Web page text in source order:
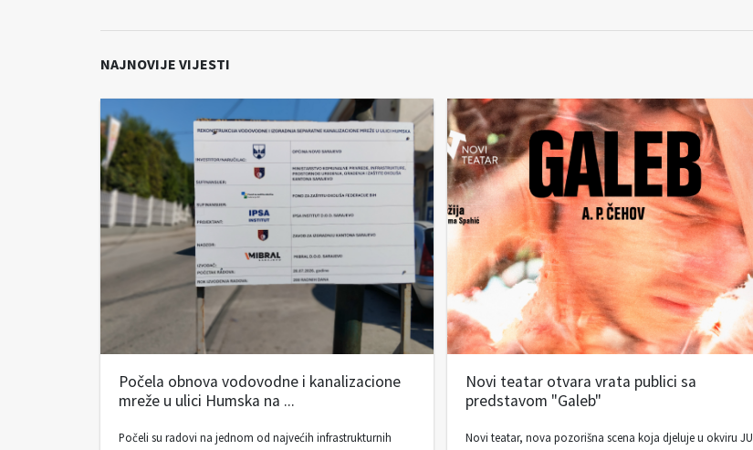
NAJNOVIJE VIJESTI
Počela obnova vodovodne i kanalizacione
mreže u ulici Humska na ...
Počeli su radovi na jednom od najvećih infrastrukturnih
Novi teatar otvara vrata publici sa
predstavom "Galeb"
Novi teatar, nova pozorišna scena koja djeluje u okviru JU